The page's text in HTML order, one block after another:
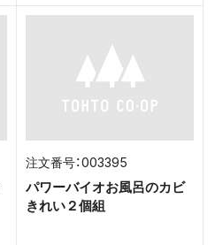
003395
パワーバイオお風呂のカビ
きれい２個組